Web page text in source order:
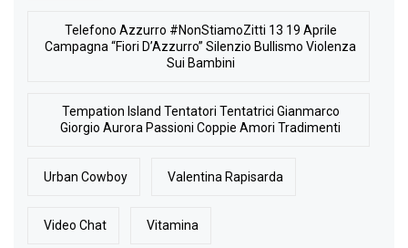
Telefono Azzurro #NonStiamoZitti 13 19 Aprile
Campagna “Fiori D’Azzurro” Silenzio Bullismo Violenza
Sui Bambini
Tempation Island Tentatori Tentatrici Gianmarco
Giorgio Aurora Passioni Coppie Amori Tradimenti
Urban Cowboy Valentina Rapisarda
Video Chat Vitamina